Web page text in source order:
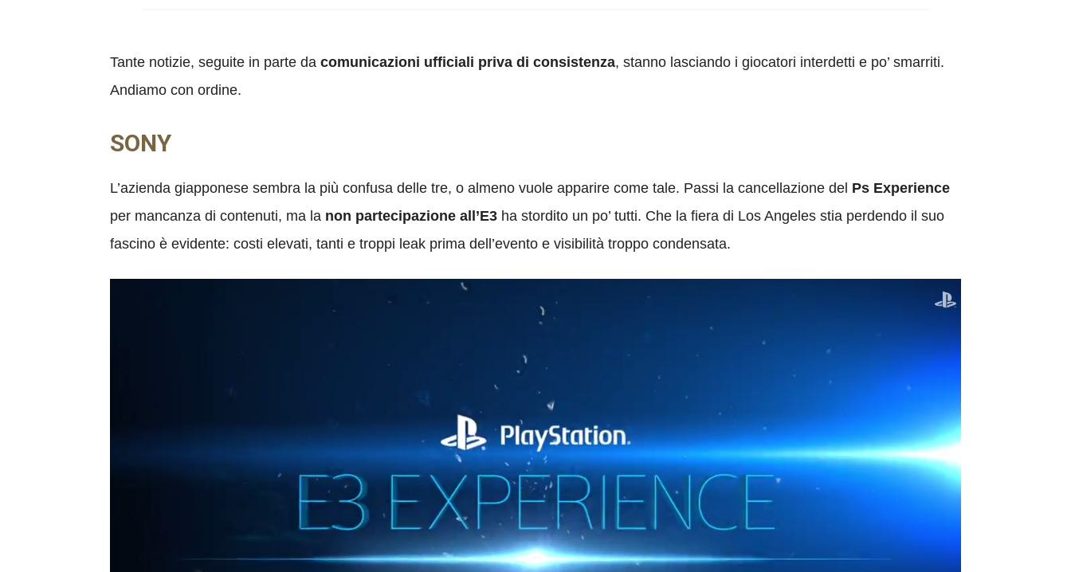
Tante notizie, seguite in parte da comunicazioni ufficiali priva di consistenza, stanno lasciando i giocatori interdetti e po’ smarriti.
Andiamo con ordine.
SONY
L’azienda giapponese sembra la più confusa delle tre, o almeno vuole apparire come tale. Passi la cancellazione del Ps Experience
per mancanza di contenuti, ma la non partecipazione all’E3 ha stordito un po’ tutti. Che la fiera di Los Angeles stia perdendo il suo
fascino è evidente: costi elevati, tanti e troppi leak prima dell’evento e visibilità troppo condensata.